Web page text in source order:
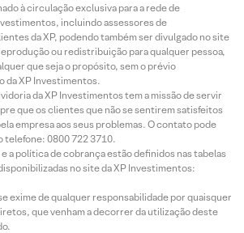
à circulação exclusiva para a rede de
incluindo assessores de
da XP, podendo também ser divulgado no site
ou redistribuição para qualquer pessoa,
que seja o propósito, sem o prévio
da XP Investimentos.
da XP Investimentos tem a missão de servir
que os clientes que não se sentirem satisfeitos
empresa aos seus problemas. O contato pode
telefone: 0800 722 3710.
a política de cobrança estão definidos nas tabelas
no site da XP Investimentos:
exime de qualquer responsabilidade por quaisquer
que venham a decorrer da utilização deste